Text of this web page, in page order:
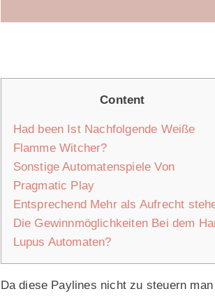
Content
Had been Ist Nachfolgende Weiße
Flamme Witcher?
Sonstige Automatenspiele Von
Pragmatic Play
Entsprechend Mehr als Aufrecht
Die Gewinnmöglichkeiten Bei dem
Lupus Automaten?
Da diese Paylines nicht zu steuern